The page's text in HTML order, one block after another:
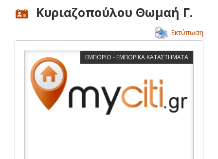
Κυριαζοπούλου Θωμαή Γ.
Εκτύπωση
ΕΜΠΟΡΙΟ - ΕΜΠΟΡΙΚΑ ΚΑΤΑΣΤΗΜΑΤΑ